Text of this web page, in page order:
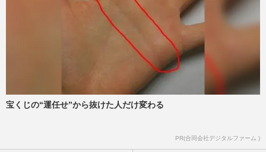
『週刊女性』編集部 2026/7/30
セブンイレブン店員がポケカを「発売前」
にメルカリ出品、名札が写り込み批判殺
到…本部は従業員の関与認め…
2026/7/23
ポケモン30周年イヤーでコラボバブル「最
宝くじの“運任せ”から抜けた人だけ変わる
PR(合同会社デジタルファーム )